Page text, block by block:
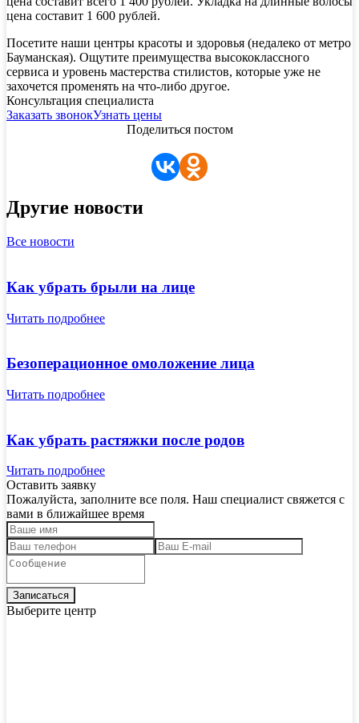
цена составит 1 600 рублей.
Посетите наши центры красоты и здоровья (недалеко от метро
Бауманская). Ощутите преимущества высококлассного
сервиса и уровень мастерства стилистов, которые уже не
захочется променять на что-либо другое.
Консультация специалиста
Заказать звонокУзнать цены
Поделиться постом
Другие новости
Все новости
Как убрать брыли на лице
Читать подробнее
Безоперационное омоложение лица
Читать подробнее
Как убрать растяжки после родов
Читать подробнее
Оставить заявку
Пожалуйста, заполните все поля. Наш специалист свяжется с
вами в ближайшее время
Выберите центр